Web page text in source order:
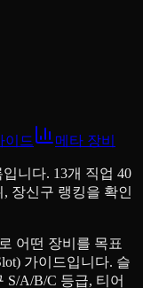
이드 메타 장비
니다. 13개 직업 40
장신구 랭킹을 확인
어떤 장비를 목표
가이드입니다. 슬
S/A/B/C 등급, 티어